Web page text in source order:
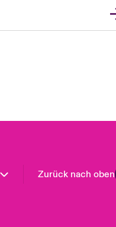
Zurück nach oben